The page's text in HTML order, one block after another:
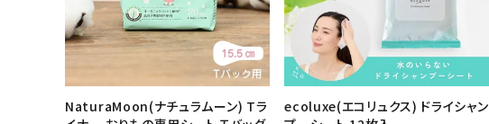
NaturaMoon(ナチュラムーン) Tラ
ecoluxe(エコリュクス) ドライシャン